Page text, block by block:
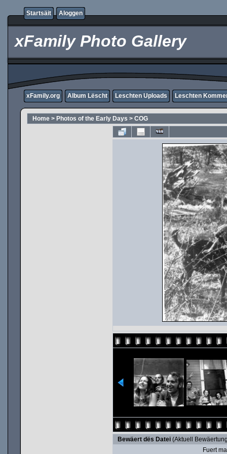
Startsäit Aloggen
xFamily Photo Gallery
xFamily.org Album Lëscht Leschten Uploads Leschten
Home > Photos of the Early Days > COG
Bewäert dës Datei(Aktuell
Fuert